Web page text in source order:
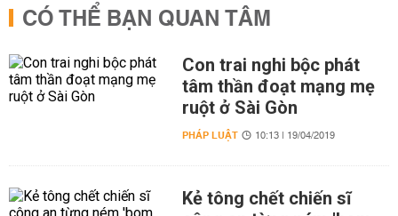
CÓ THỂ BẠN QUAN TÂM
Con trai nghi bộc phát
tâm thần đoạt mạng mẹ
ruột ở Sài Gòn
PHÁP LUẬT 10:13 | 19/04/2019
Kẻ tông chết chiến sĩ